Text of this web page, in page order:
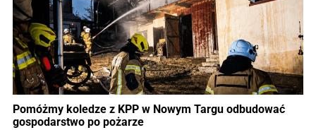
Pomóżmy koledze z KPP w Nowym Targu odbudować
gospodarstwo po pożarze